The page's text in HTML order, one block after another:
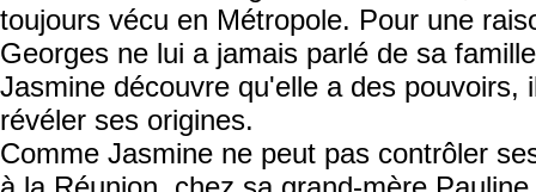
toujours vécu en Métropole. Pour une
Georges ne lui a jamais parlé de sa
Jasmine découvre qu'elle a des pouvoirs,
révéler ses origines.
Comme Jasmine ne peut pas contrôler